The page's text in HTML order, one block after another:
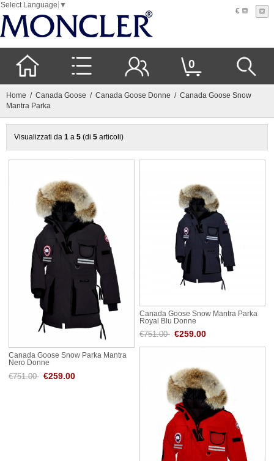
Select Language ▼
€
0
Home / Canada Goose / Canada Goose Donne / Canada Goose Snow
Mantra Parka
Visualizzati da 1 a 5 (di 5 articoli)
Canada Goose Snow Parka Mantra
Nero Donne
€751.00 €259.00
Canada Goose Snow Mantra Parka
Royal Blu Donne
€751.00 €259.00